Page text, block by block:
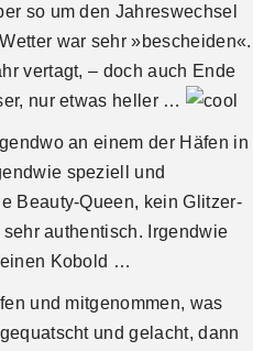
so um den Jahreswechsel
war sehr »bescheiden«.
vertagt, – doch auch Ende
nur etwas heller …
an einem der Häfen in
speziell und
Beauty-Queen, kein Glitzer-
authentisch. Irgendwie
Kobold …
und mitgenommen, was
und gelacht, dann